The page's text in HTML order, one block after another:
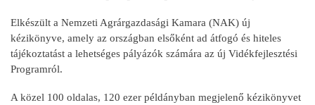
Elkészült a Nemzeti Agrárgazdasági Kamara (NAK) új
kézikönyve, amely az országban elsőként ad átfogó és hiteles
tájékoztatást a lehetséges pályázók számára az új Vidékfejlesztési
Programról.
A közel 100 oldalas, 120 ezer példányban megjelenő kézikönyvet